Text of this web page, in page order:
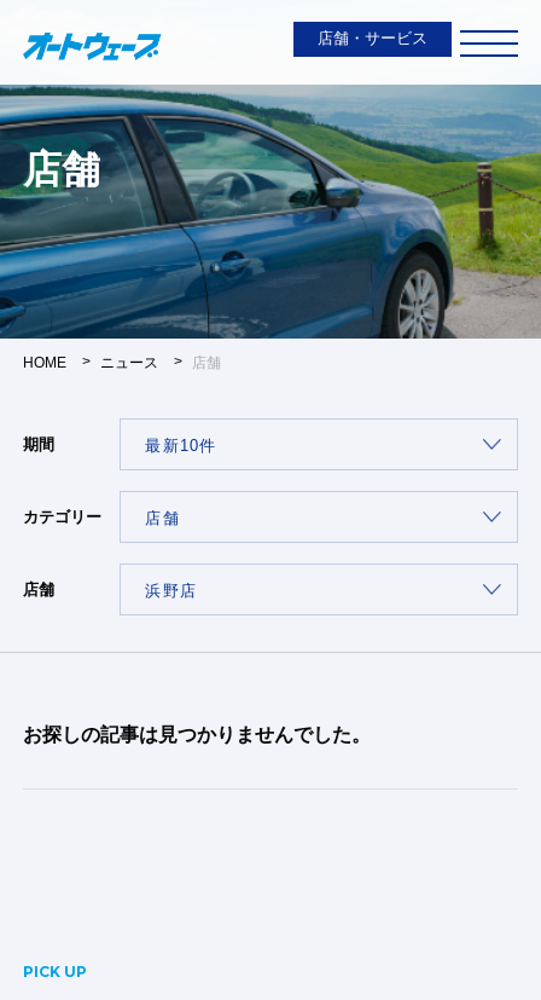
店舗・サービス
店舗
HOME ニュース 店舗
期間
カテゴリー
店舗
お探しの記事は見つかりませんでした。
PICK UP